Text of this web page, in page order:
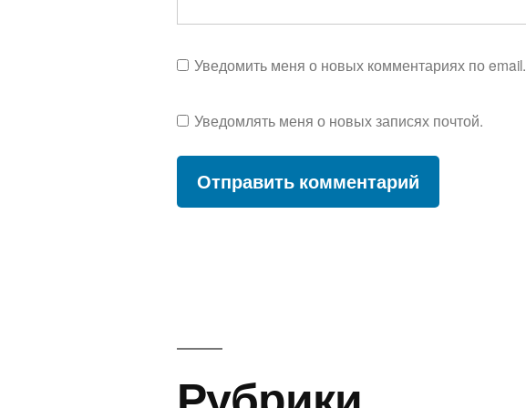
Уведомить меня о новых комментариях по email.
Уведомлять меня о новых записях почтой.